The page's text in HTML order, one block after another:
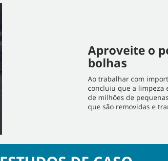
Aproveite o
bolhas
Ao trabalhar com
concluiu que a limpeza
de milhões de
que são removidas e